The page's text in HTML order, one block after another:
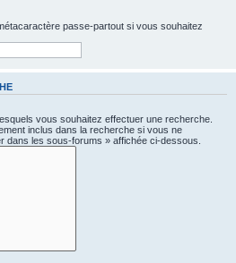
passe-partout si vous souhaitez
vous souhaitez effectuer une recherche.
inclus dans la recherche si vous ne
dans les sous-forums » affichée ci-dessous.